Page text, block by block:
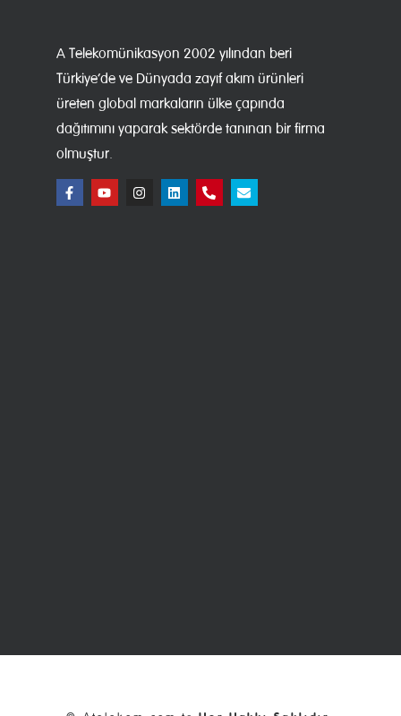
A Telekomünikasyon 2002 yılından beri
Türkiye’de ve Dünyada zayıf akım ürünleri
üreten global markaların ülke çapında
dağıtımını yaparak sektörde tanınan bir firma
olmuştur.